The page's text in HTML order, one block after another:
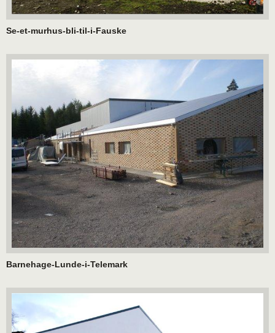
Se-et-murhus-bli-til-i-Fauske
Barnehage-Lunde-i-Telemark